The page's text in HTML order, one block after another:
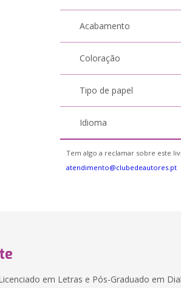
Acabamento
Coloração
Tipo de papel
Idioma
Tem algo a reclamar sobre este
atendimento@clubedeautores.pt
em Letras e Pós-Graduado em